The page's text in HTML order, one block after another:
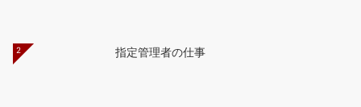
2 指定管理者の仕事